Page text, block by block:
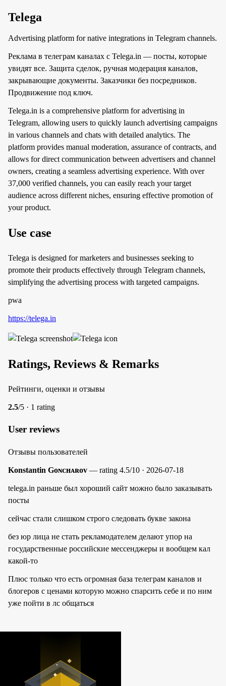
Telega
Advertising platform for native integrations in Telegram channels.
Реклама в телеграм каналах с Telega.in — посты, которые
увидят все. Защита сделок, ручная модерация каналов,
закрывающие документы. Заказчики без посредников.
Продвижение под ключ.
Telega.in is a comprehensive platform for advertising in
Telegram, allowing users to quickly launch advertising campaigns
in various channels and chats with detailed analytics. The
platform provides manual moderation, assurance of contracts, and
allows for direct communication between advertisers and channel
owners, creating a seamless advertising experience. With over
37,000 verified channels, you can easily reach your target
audience across different niches, ensuring effective promotion of
your product.
Use case
Telega is designed for marketers and businesses seeking to
promote their products effectively through Telegram channels,
simplifying the advertising process with targeted campaigns.
pwa
https://telega.in
Ratings, Reviews & Remarks
Рейтинги, оценки и отзывы
2.5/5 · 1 rating
User reviews
Отзывы пользователей
Konstantin Gᴏɴᴄʜᴀʀᴏᴠ — rating 4.5/10 · 2026-07-18
telega.in раньше был хороший сайт можно было заказывать
посты
сейчас стали слишком строго следовать букве закона
без юр лица не стать рекламодателем делают упор на
государственные российские мессенджеры и вообщем кал
какой-то
Плюс только что есть огромная база телеграм каналов и
блогеров с ценами которую можно спарсить себе и по ним
уже пойти в лс общаться